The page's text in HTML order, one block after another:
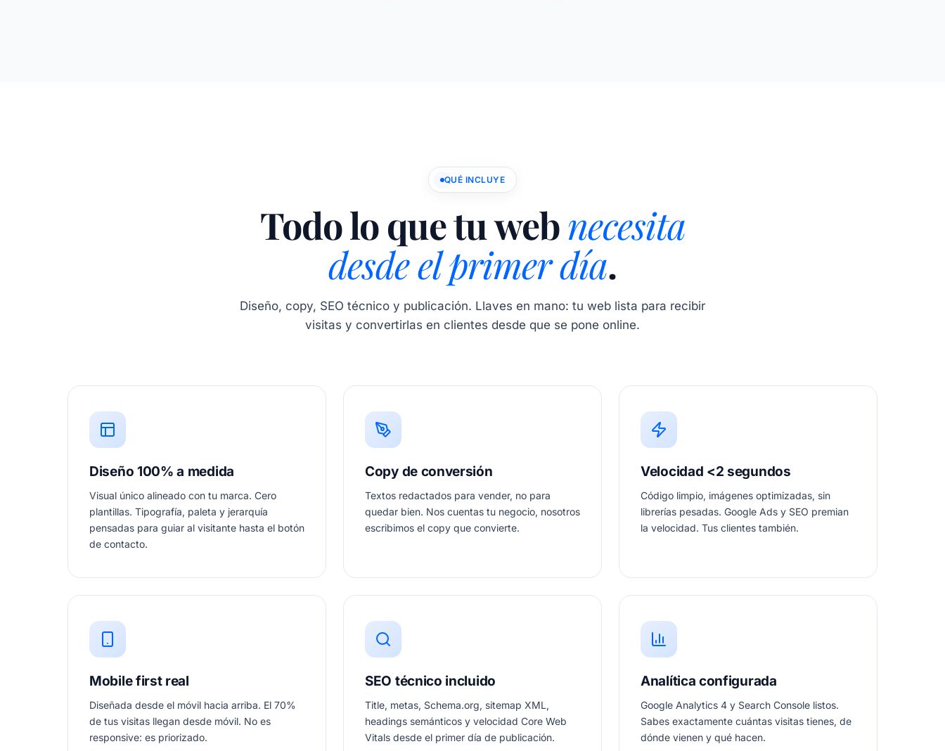
QUÉ INCLUYE
Todo lo que tu webnecesita
desde el primer día.
Diseño, copy, SEO técnico y publicación. Llaves en mano: tu web lista para recibir
visitas y convertirlas en clientes desde que se pone online.
Diseño 100% a medida
Visual único alineado con tu marca. Cero
plantillas. Tipografía, paleta y jerarquía
pensadas para guiar al visitante hasta el botón
de contacto.
Copy de conversión
Textos redactados para vender, no para
quedar bien. Nos cuentas tu negocio, nosotros
escribimos el copy que convierte.
Velocidad <2 segundos
Código limpio, imágenes optimizadas, sin
librerías pesadas. Google Ads y SEO premian
la velocidad. Tus clientes también.
Mobile first real
Diseñada desde el móvil hacia arriba. El 70%
de tus visitas llegan desde móvil. No es
responsive: es priorizado.
SEO técnico incluido
Title, metas, Schema.org, sitemap XML,
headings semánticos y velocidad Core Web
Vitals desde el primer día de publicación.
Analítica configurada
Google Analytics 4 y Search Console listos.
Sabes exactamente cuántas visitas tienes, de
dónde vienen y qué hacen.